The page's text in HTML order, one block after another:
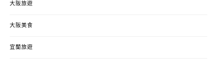
大阪旅遊
大阪美食
宜蘭旅遊